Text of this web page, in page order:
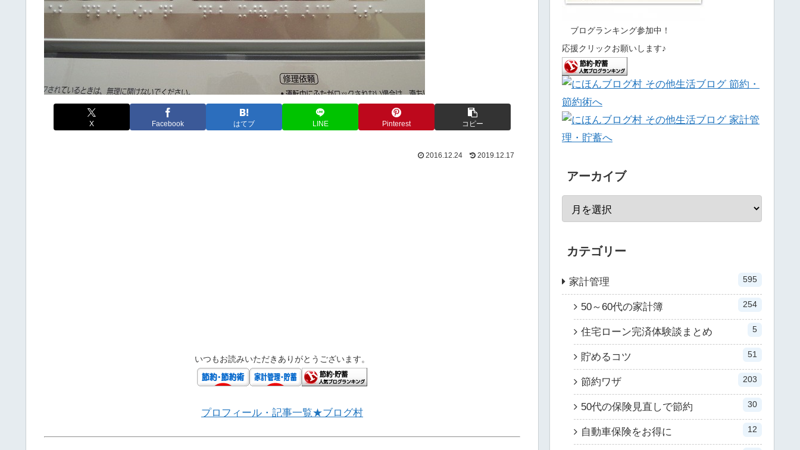
X Facebook はてブ LINE Pinterest コピー
2016.12.24 2019.12.17
いつもお読みいただきありがとうございます。
プロフィール・記事一覧★ブログ村
ブログランキング参加中！
応援クリックお願いします♪
アーカイブ
カテゴリー
家計管理 595
50～60代の家計簿 254
住宅ローン完済体験談まとめ 5
貯めるコツ 51
節約ワザ 203
50代の保険見直しで節約 30
自動車保険をお得に 12